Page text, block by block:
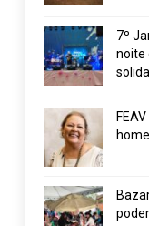
7º
noite